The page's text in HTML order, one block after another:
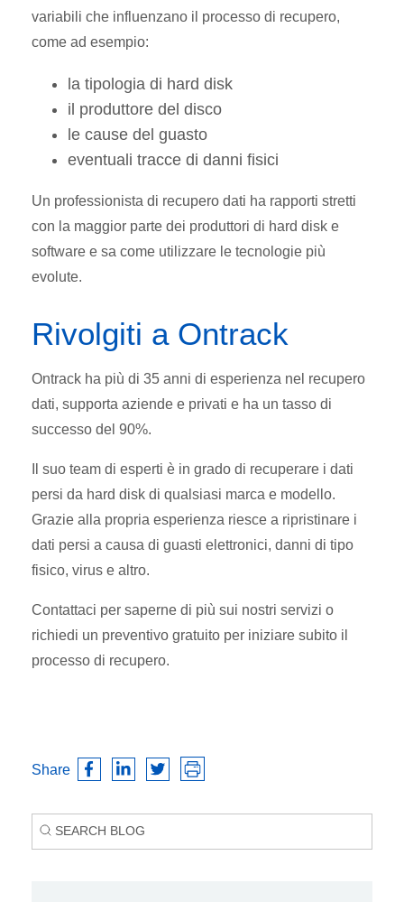
variabili che influenzano il processo di recupero,
come ad esempio:
la tipologia di hard disk
il produttore del disco
le cause del guasto
eventuali tracce di danni fisici
Un professionista di recupero dati ha rapporti stretti
con la maggior parte dei produttori di hard disk e
software e sa come utilizzare le tecnologie più
evolute.
Rivolgiti a Ontrack
Ontrack ha più di 35 anni di esperienza nel recupero
dati, supporta aziende e privati e ha un tasso di
successo del 90%.
Il suo team di esperti è in grado di recuperare i dati
persi da hard disk di qualsiasi marca e modello.
Grazie alla propria esperienza riesce a ripristinare i
dati persi a causa di guasti elettronici, danni di tipo
fisico, virus e altro.
Contattaci per saperne di più sui nostri servizi o
richiedi un preventivo gratuito per iniziare subito il
processo di recupero.
Share